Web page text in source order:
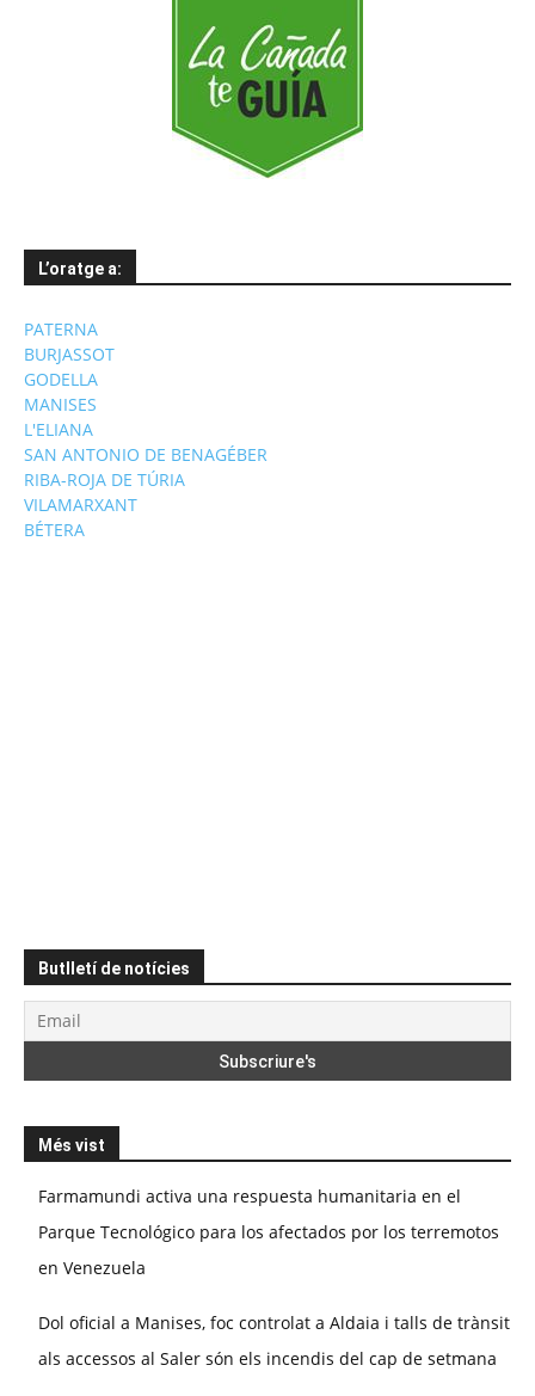
L’oratge a:
PATERNA
BURJASSOT
GODELLA
MANISES
L'ELIANA
SAN ANTONIO DE BENAGÉBER
RIBA-ROJA DE TÚRIA
VILAMARXANT
BÉTERA
Butlletí de notícies
Més vist
Farmamundi activa una respuesta humanitaria en el
Parque Tecnológico para los afectados por los terremotos
en Venezuela
Dol oficial a Manises, foc controlat a Aldaia i talls de trànsit
als accessos al Saler són els incendis del cap de setmana